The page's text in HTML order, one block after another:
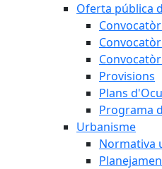
Oferta pública
Provisions
Plans
Programa
Urbanisme
Normativa